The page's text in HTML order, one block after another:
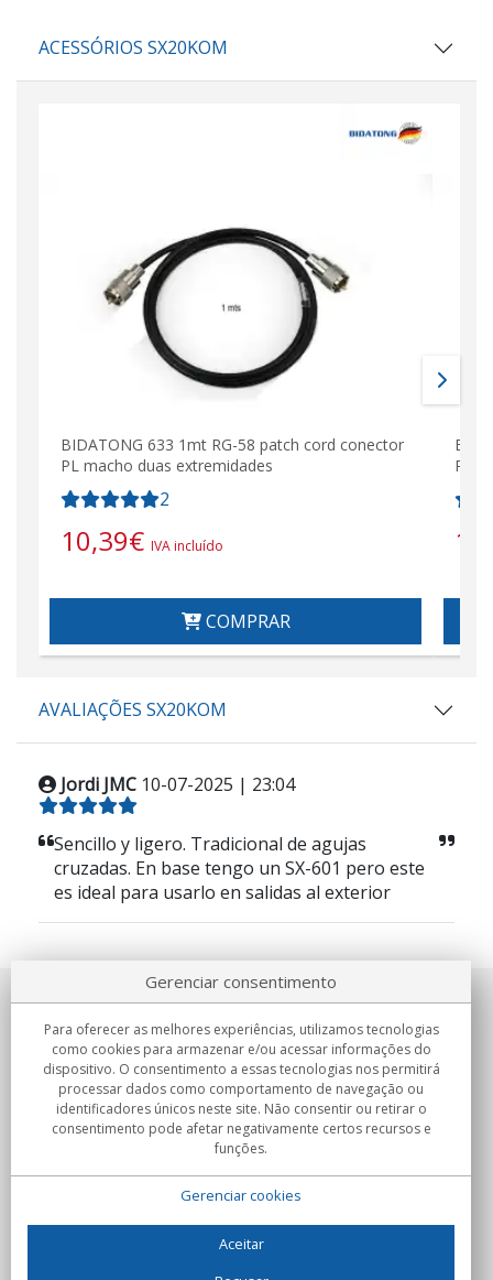
ACESSÓRIOS SX20KOM
BIDATONG 633 1mt RG-58 patch cord conector
PL macho duas extremidades
2
10,39€ IVA incluído
COMPRAR
PL
AVALIAÇÕES SX20KOM
Jordi JMC 10-07-2025 | 23:04
Sencillo y ligero. Tradicional de agujas
cruzadas. En base tengo un SX-601 pero este
es ideal para usarlo en salidas al exterior
Sobre nosotros
Compromissos
Compras
Gerenciar consentimento
Para oferecer as melhores experiências, utilizamos tecnologias
como cookies para armazenar e/ou acessar informações do
dispositivo. O consentimento a essas tecnologias nos permitirá
processar dados como comportamento de navegação ou
identificadores únicos neste site. Não consentir ou retirar o
consentimento pode afetar negativamente certos recursos e
funções.
Gerenciar cookies
Aceitar